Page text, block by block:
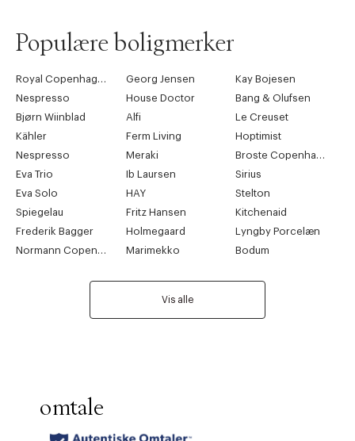
Populære boligmerker
Royal Copenhagen Georg Jensen
Kay Bojesen
Nespresso
House Doctor
Bang & Olufsen
Bjørn Wiinblad
Alfi
Le Creuset
Kähler
Ferm Living
Hoptimist
Nespresso
Meraki
Broste Copenhagen
Eva Trio
Ib Laursen
Sirius
Eva Solo
HAY
Stelton
Spiegelau
Fritz Hansen
Kitchenaid
Frederik Bagger
Holmegaard
Lyngby Porcelæn
Normann Copenhagen
Marimekko Bodum
Vis alle